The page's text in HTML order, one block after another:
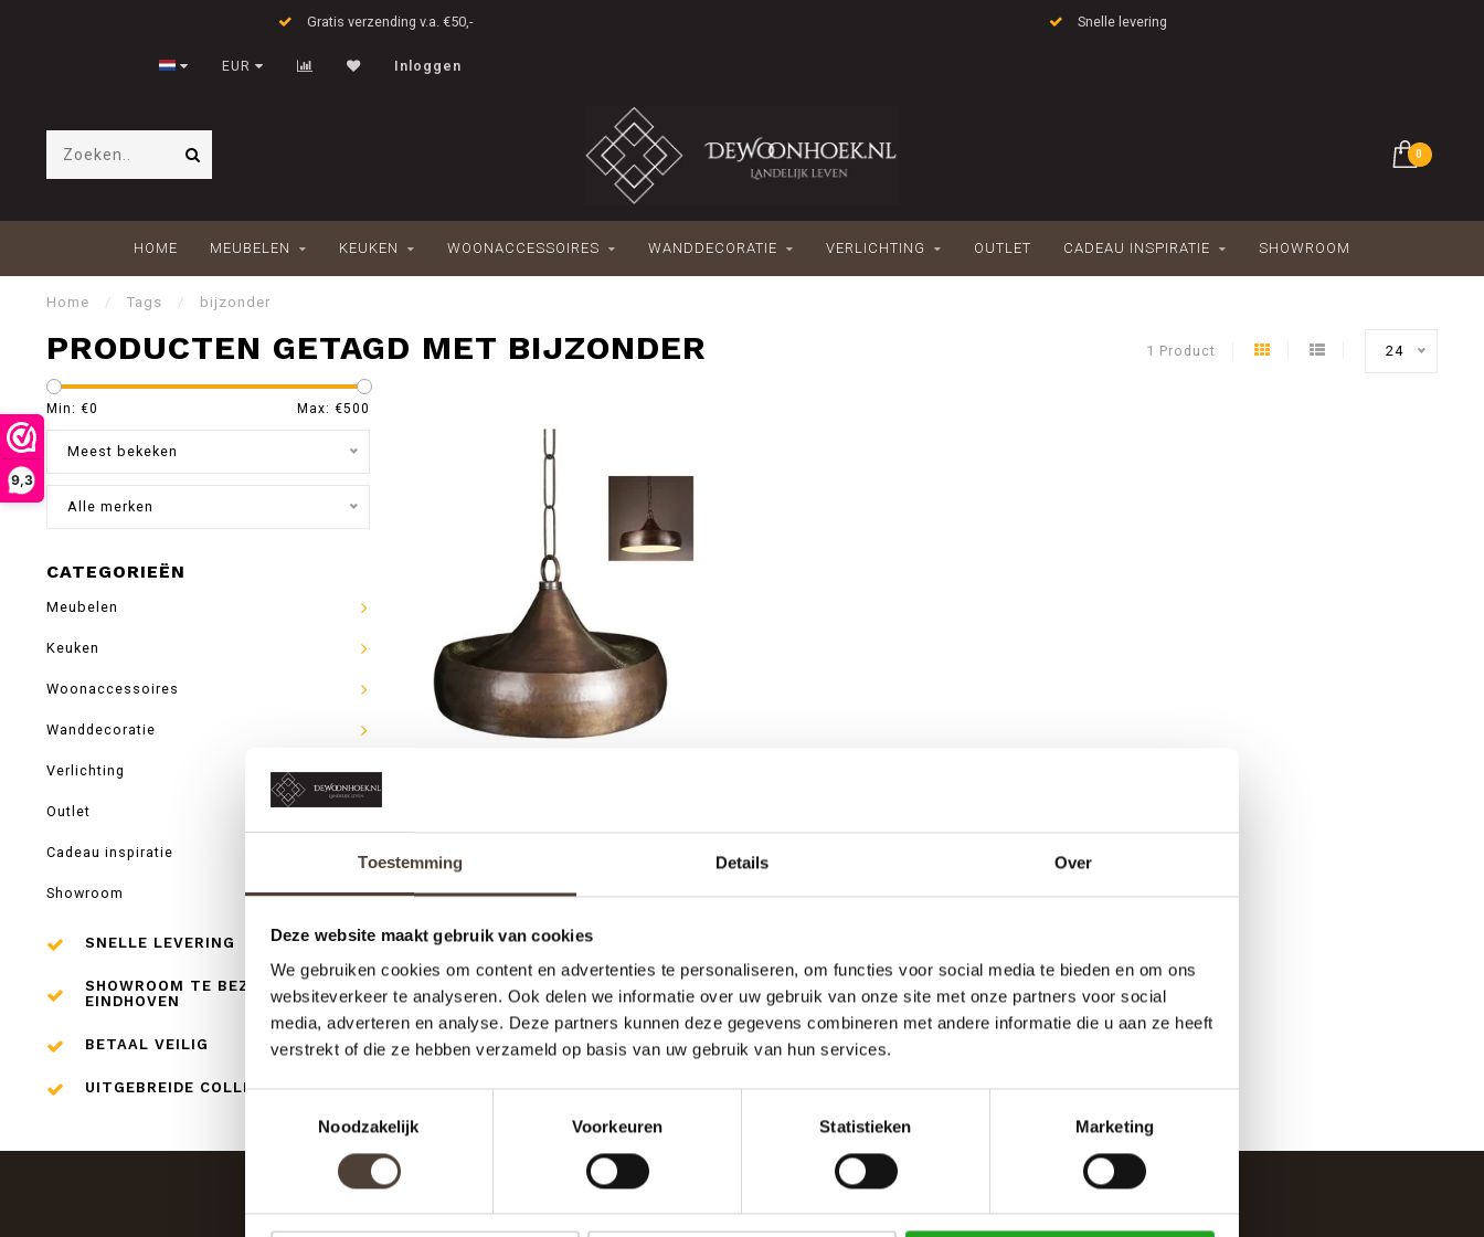
Toestemming Details Over
Deze website maakt gebruik van cookies
We gebruiken cookies om content en advertenties te personaliseren, om functies voor social media te bieden en om ons
websiteverkeer te analyseren. Ook delen we informatie over uw gebruik van onze site met onze partners voor social
media, adverteren en analyse. Deze partners kunnen deze gegevens combineren met andere informatie die u aan ze heeft
verstrekt of die ze hebben verzameld op basis van uw gebruik van hun services.
Noodzakelijk
Voorkeuren Statistieken Marketing
9,3
Gratis verzending v.a. €50,- Snelle levering
EUR Inloggen
0
HOME MEUBELEN KEUKEN WOONACCESSOIRES WANDDECORATIE VERLICHTING OUTLET CADEAU INSPIRATIE SHOWROOM
Home / Tags / bijzonder
PRODUCTEN GETAGD MET BIJZONDER 1 Product 24
Min: €0 Max: €500
Meest bekeken
Alle merken
CATEGORIEËN
Meubelen
Keuken
Woonaccessoires
Wanddecoratie
Verlichting
Outlet
Cadeau inspiratie
Showroom
SNELLE LEVERING
SHOWROOM TE BEZOEKEN IN
EINDHOVEN
BETAAL VEILIG
UITGEBREIDE COLLECTIE
SCHRIJF JE IN VOOR DE NIEUWSBRIEF